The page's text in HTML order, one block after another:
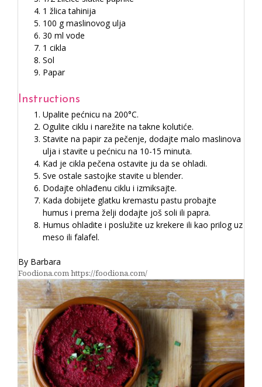
1 žlica tahinija
100 g maslinovog ulja
30 ml vode
1 cikla
Sol
Papar
Instructions
Upalite pećnicu na 200°C.
Ogulite ciklu i narežite na takne kolutiće.
Stavite na papir za pečenje, dodajte malo maslinova
ulja i stavite u pećnicu na 10-15 minuta.
Kad je cikla pečena ostavite ju da se ohladi.
Sve ostale sastojke stavite u blender.
Dodajte ohlađenu ciklu i izmiksajte.
Kada dobijete glatku kremastu pastu probajte
humus i prema želji dodajte još soli ili papra.
Humus ohladite i poslužite uz krekere ili kao prilog uz
meso ili falafel.
By Barbara
Foodiona.com https://foodiona.com/